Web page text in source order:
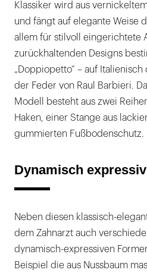
Klassiker wird aus
und fängt auf elegante Weise
allem für stilvoll eingerichtete
zurückhaltenden Designs
„Doppiopetto“ – auf Italienisch
der Feder von Raul Barbieri.
Modell besteht aus zwei
Haken, einer Stange aus
gummierten Fußbodenschutz.
Dynamisch
Neben diesen klassisch-
dem Zahnarzt auch
dynamisch-expressiven
Beispiel die aus Nussbaum